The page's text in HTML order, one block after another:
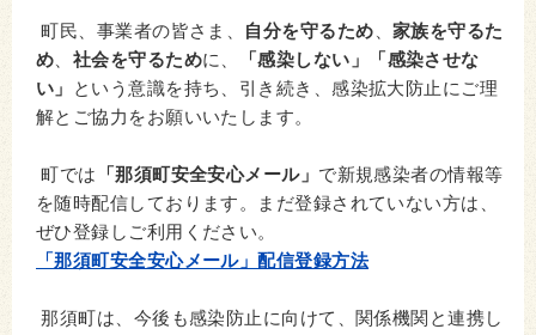
町民、事業者の皆さま、 自分を守るため
家族を守るた
め
社会を守るために、
「感染しない」「感染させな
い」
という意識を持ち、引き続き、感染拡大防止にご理
解とご協力をお願いいたします。
町では 「那須町安全安心メール」 で新規感染者の情報等
を随時配信しております。まだ登録されていない方は、
ぜひ登録しご利用ください。
「那須町安全安心メール」配信登録方法
那須町は、今後も感染防止に向けて、関係機関と連携し